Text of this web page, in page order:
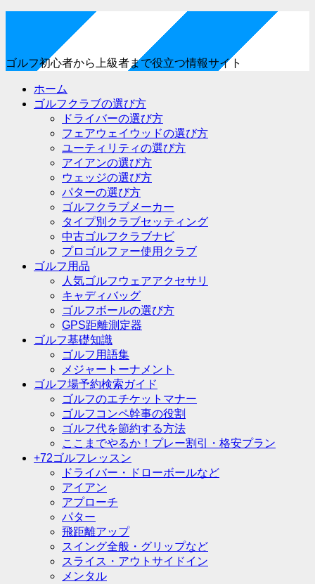
ゴルフ初心者から上級者まで役立つ情報サイト
ホーム
ゴルフクラブの選び方
ドライバーの選び方
フェアウェイウッドの選び方
ユーティリティの選び方
アイアンの選び方
ウェッジの選び方
パターの選び方
ゴルフクラブメーカー
タイプ別クラブセッティング
中古ゴルフクラブナビ
プロゴルファー使用クラブ
ゴルフ用品
人気ゴルフウェアアクセサリ
キャディバッグ
ゴルフボールの選び方
GPS距離測定器
ゴルフ基礎知識
ゴルフ用語集
メジャートーナメント
ゴルフ場予約検索ガイド
ゴルフのエチケットマナー
ゴルフコンペ幹事の役割
ゴルフ代を節約する方法
ここまでやるか！プレー割引・格安プラン
+72ゴルフレッスン
ドライバー・ドローボールなど
アイアン
アプローチ
パター
飛距離アップ
スイング全般・グリップなど
スライス・アウトサイドイン
メンタル